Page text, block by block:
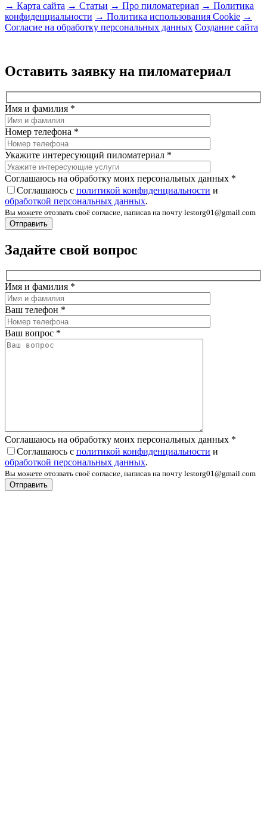
→ Карта сайта → Статьи → Про пиломатериал → Политика
конфиденциальности → Политика использования Cookie →
Согласие на обработку персональных данных Создание сайта
Оставить заявку на пиломатериал
Имя и фамилия *
Номер телефона *
Укажите интересующий пиломатериал *
Соглашаюсь на обработку моих персональных данных *
Соглашаюсь с политикой конфиденциальности и
обработкой персональных данных.
Вы можете отозвать своё согласие, написав на почту lestorg01@gmail.com
Задайте свой вопрос
Имя и фамилия *
Ваш телефон *
Ваш вопрос *
Соглашаюсь на обработку моих персональных данных *
Соглашаюсь с политикой конфиденциальности и
обработкой персональных данных.
Вы можете отозвать своё согласие, написав на почту lestorg01@gmail.com